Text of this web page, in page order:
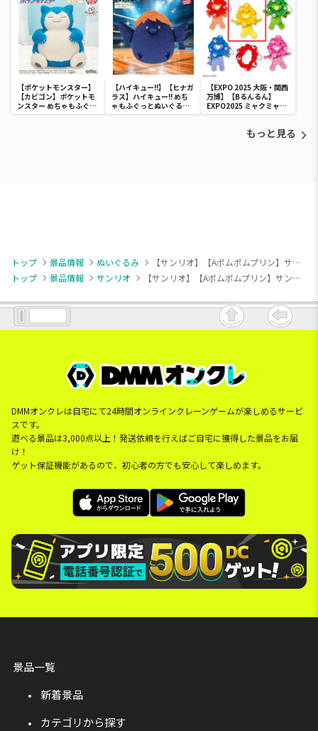
【ポケットモンスター】
【カビゴン】ポケットモ
ンスター めちゃもふぐっ
と ほっこりいやされぬい
【ハイキュー!!】【ヒナガ
ラス】ハイキュー!! めち
ゃもふぐっとぬいぐるみ
～ヒナガラス～
【EXPO 2025 大阪・関西
万博】【Bるんるん】
EXPO2025 ミャクミャク
カラフルゴム紐付きぬい
もっと見る
トップ 景品情報 ぬいぐるみ
【サンリオ】【Aポムポムプリン】サンリオキャラクターズ マシュマロミルキーウェイドールBIGタイプ2
トップ
景品情報 サンリオ 【サンリオ】【Aポムポムプリン】サンリオキャラクターズ マシュマロミルキーウェイドールBIGタイプ2
DMMオンクレは自宅にて24時間オンラインクレーンゲームが楽しめるサービ
スです。
遊べる景品は3,000点以上！発送依頼を行えばご自宅に獲得した景品をお届
け！
ゲット保証機能があるので、初心者の方でも安心して楽しめます。
景品一覧
新着景品
カテゴリから探す